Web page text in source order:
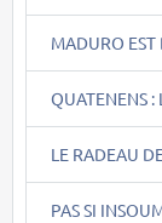
MADURO EST
QUATENENS :
LE RADEAU
PAS SI